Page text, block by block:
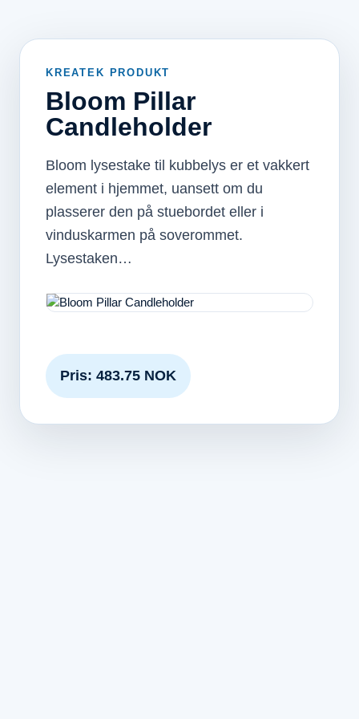
KREATEK PRODUKT
Bloom Pillar
Candleholder
Bloom lysestake til kubbelys er et vakkert
element i hjemmet, uansett om du
plasserer den på stuebordet eller i
vinduskarmen på soverommet.
Lysestaken…
Pris: 483.75 NOK